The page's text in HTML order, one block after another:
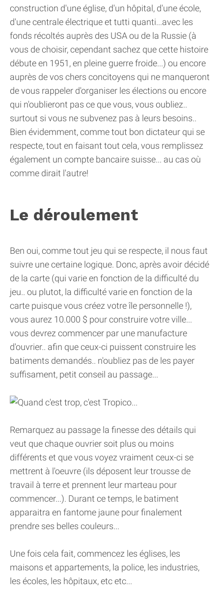
construction d'une église, d'un hôpital, d'une école,
d'une centrale électrique et tutti quanti...avec les
fonds récoltés auprès des USA ou de la Russie (à
vous de choisir, cependant sachez que cette histoire
débute en 1951, en pleine guerre froide...) ou encore
auprès de vos chers concitoyens qui ne manqueront
de vous rappeler d'organiser les élections ou encore
qui n'oublieront pas ce que vous, vous oubliez..
surtout si vous ne subvenez pas à leurs besoins..
Bien évidemment, comme tout bon dictateur qui se
respecte, tout en faisant tout cela, vous remplissez
également un compte bancaire suisse... au cas où
comme dirait l'autre!
Le déroulement
Ben oui, comme tout jeu qui se respecte, il nous faut
suivre une certaine logique. Donc, après avoir décidé
de la carte (qui varie en fonction de la difficulté du
jeu.. ou plutot, la difficulté varie en fonction de la
carte puisque vous créez votre île personnelle !),
vous aurez 10.000 $ pour construire votre ville...
vous devrez commencer par une manufacture
d'ouvrier.. afin que ceux-ci puissent construire les
batiments demandés.. n'oubliez pas de les payer
suffisament, petit conseil au passage...
Remarquez au passage la finesse des détails qui
veut que chaque ouvrier soit plus ou moins
différents et que vous voyez vraiment ceux-ci se
mettrent à l'oeuvre (ils déposent leur trousse de
travail à terre et prennent leur marteau pour
commencer...). Durant ce temps, le batiment
apparaitra en fantome jaune pour finalement
prendre ses belles couleurs...
Une fois cela fait, commencez les églises, les
maisons et appartements, la police, les industries,
les écoles, les hôpitaux, etc etc...